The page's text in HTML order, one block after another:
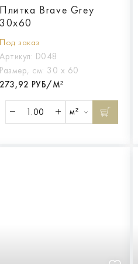
Плитка Brave Grey
30x60
Под заказ
Артикул: D048
Размер, см: 30 х 60
273,92 РУБ/М²
м²